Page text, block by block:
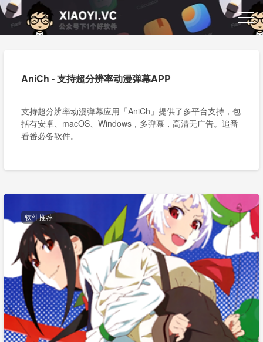
AniCh - 支持超分辨率动漫弹幕APP
支持超分辨率动漫弹幕应用「AniCh」提供了多平台支持，包
括有安卓、macOS、Windows，多弹幕，高清无广告。追番
看番必备软件。
软件推荐